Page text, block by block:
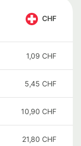
CHF
1,09 CHF
5,45 CHF
10,90 CHF
21,80 CHF